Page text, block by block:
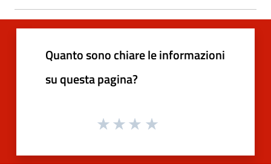
Quanto sono chiare le informazioni
su questa pagina?